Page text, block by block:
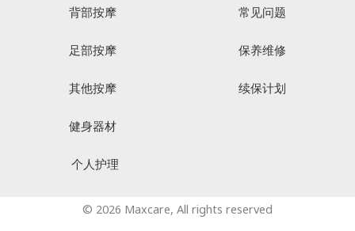
背部按摩
足部按摩
其他按摩
健身器材
个人护理
常见问题
保养维修
续保计划
© 2026 Maxcare, All rights reserved